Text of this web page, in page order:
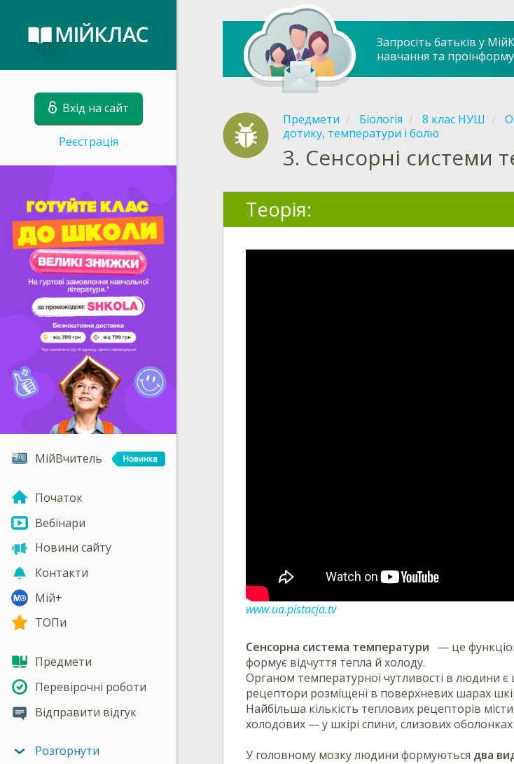
Вхід на сайт
Реєстрація
МійВчитель
Початок
Вебінари
Новини сайту
Контакти
Мій+
ТОПи
Предмети
Перевірочні роботи
Відправити відгук
Розгорнути
Запросіть батьків у
навчання та
Предмети Біологія 8 клас НУШ
дотику, температури і болю
3. Сенсорні системи
Теорія:
www.ua.pistacja.tv
Сенсорна система температури
— це
формує відчуття тепла й холоду.
Органом температурної чутливості в людини
рецептори розміщені в поверхневих шарах
Найбільша кількість теплових рецепторів
холодових — у шкірі спини, слизових
У головному мозку людини формуються два